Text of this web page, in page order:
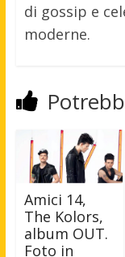
di gossip e
moderne.
Amici 14,
The Kolors,
album OUT.
Foto in